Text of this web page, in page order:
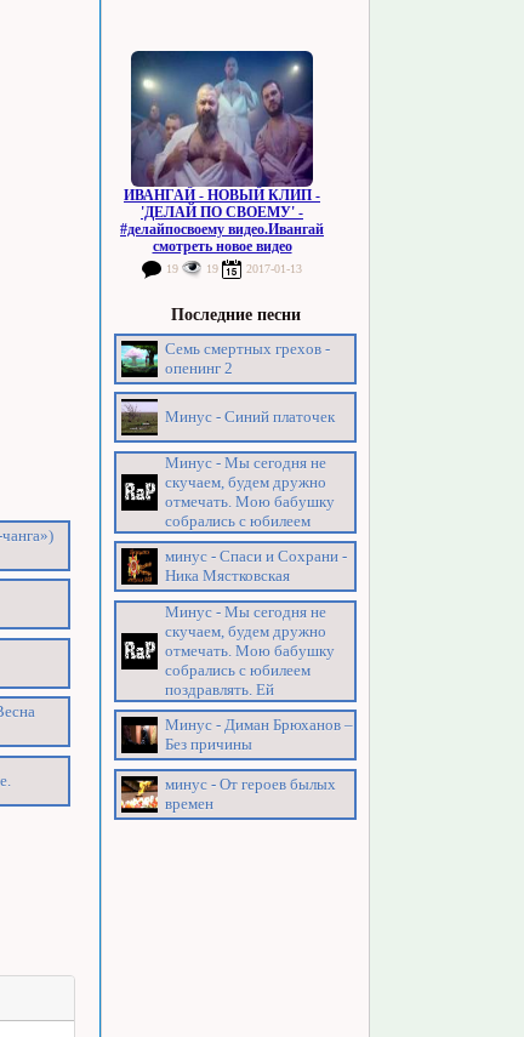
ИВАНГАЙ - НОВЫЙ КЛИП -
'ДЕЛАЙ ПО СВОЕМУ' -
#делайпосвоему видео.Ивангай
смотреть новое видео
19 19 2017-01-13
Последние песни
Семь смертных грехов -
опенинг 2
Минус - Синий платочек
Минус - Мы сегодня не
скучаем, будем дружно
отмечать. Мою бабушку
собрались с юбилеем
минус - Спаси и Сохрани -
Ника Мястковская
Минус - Мы сегодня не
скучаем, будем дружно
отмечать. Мою бабушку
собрались с юбилеем
поздравлять. Ей
Минус - Диман Брюханов –
Без причины
минус - От героев былых
времен